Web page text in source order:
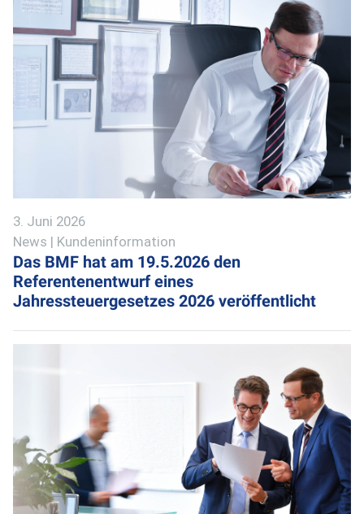
3. Juni 2026
News | Kundeninformation
Das BMF hat am 19.5.2026 den
Referentenentwurf eines
Jahressteuergesetzes 2026 veröffentlicht